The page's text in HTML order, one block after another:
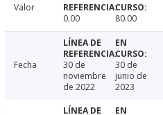
Valor
0.00
80.00
Fecha
30 de
noviembre
de 2022
30 de
junio de
2023